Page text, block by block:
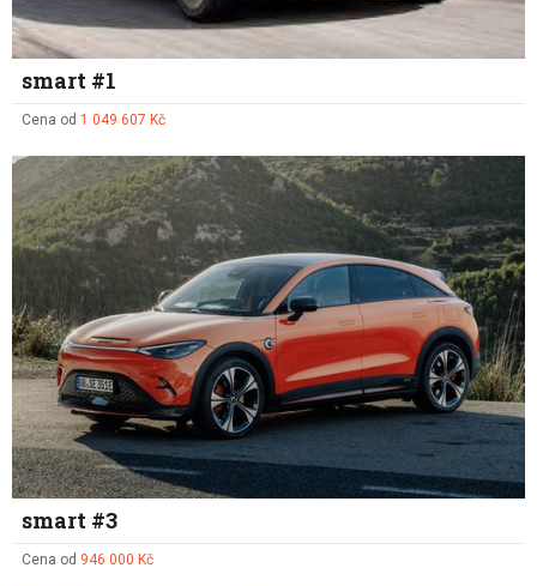
smart #1
Cena od 1 049 607 Kč
smart #3
Cena od 946 000 Kč